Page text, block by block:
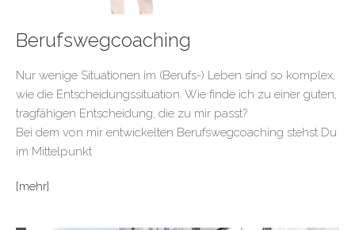
Berufswegcoaching
Nur wenige Situationen im (Berufs-) Leben sind so komplex,
wie die Entscheidungssituation. Wie finde ich zu einer guten,
tragfähigen Entscheidung, die zu mir passt?
Bei dem von mir entwickelten Berufswegcoaching stehst Du
im Mittelpunkt
[mehr]